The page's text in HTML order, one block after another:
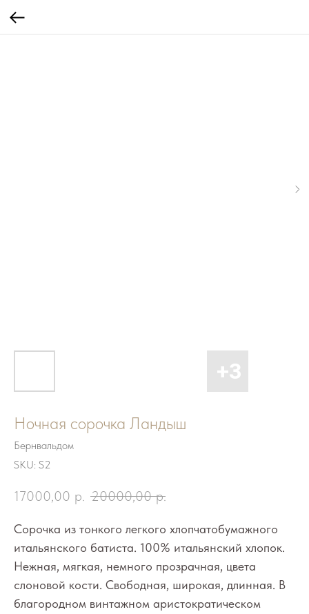
Ночная сорочка Ландыш
Бернвальдом
SKU: S2
17000,00 р. 20000,00 р.
Сорочка из тонкого легкого хлопчатобумажного
итальянского батиста. 100% итальянский хлопок.
Нежная, мягкая, немного прозрачная, цвета
слоновой кости. Свободная, широкая, длинная. В
благородном винтажном аристократическом